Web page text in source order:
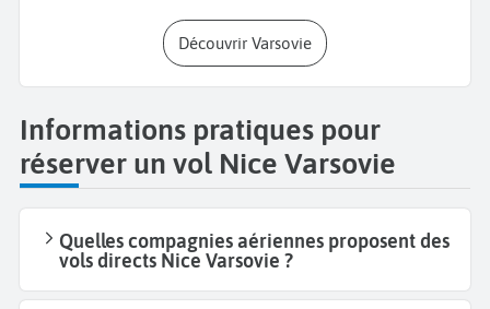
Découvrir Varsovie
Informations pratiques pour
réserver un vol Nice Varsovie
Quelles compagnies aériennes proposent des
vols directs Nice Varsovie ?